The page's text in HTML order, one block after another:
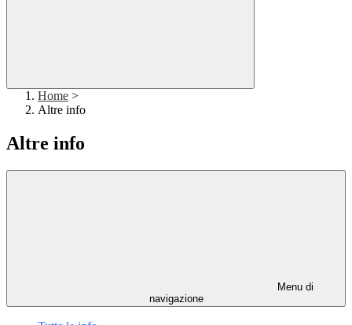
Home >
Altre info
Altre info
Menu di
navigazione